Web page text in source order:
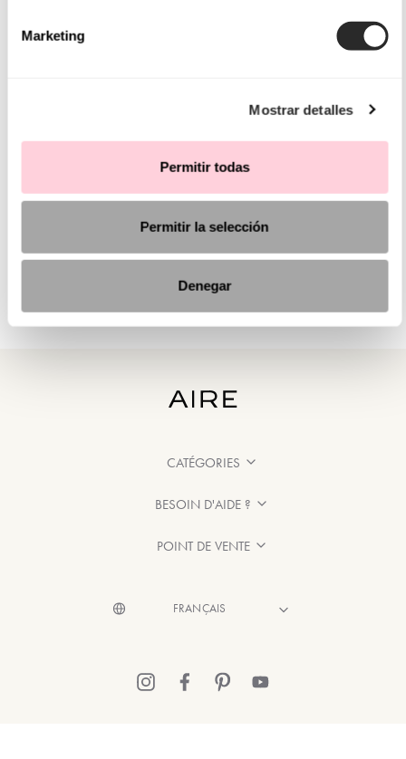
Marketing
Mostrar detalles
Permitir todas
Permitir la selección
Denegar
CATÉGORIES
BESOIN D'AIDE ?
POINT DE VENTE